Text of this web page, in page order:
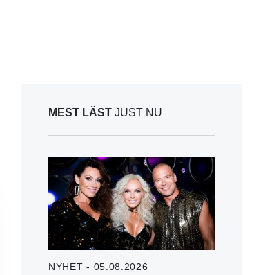
MEST LÄST JUST NU
NYHET - 05.08.2026